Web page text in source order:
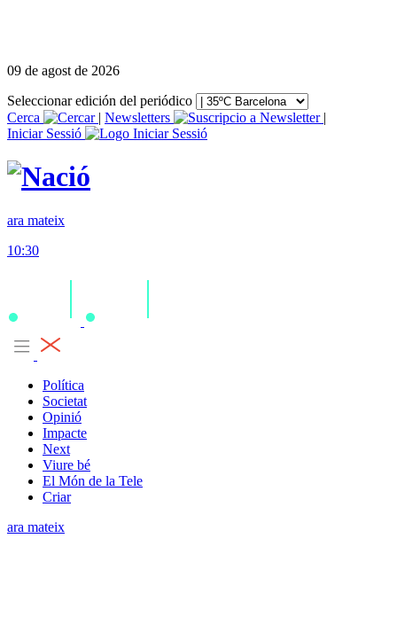
09 de agost de 2026
Seleccionar edición del periódico
Cerca
| Newsletters
|
Iniciar Sessió
ara mateix
10:30
Política
Societat
Opinió
Impacte
Next
Viure bé
El Món de la Tele
Criar
ara mateix